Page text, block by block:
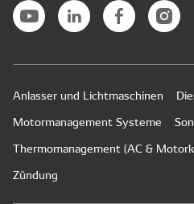
Anlasser und Lichtmaschinen
Motormanagement Systeme
Thermomanagement (AC &
Zündung